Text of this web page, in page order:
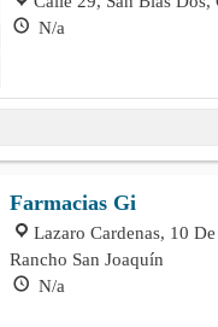
N/a
Farmacias Gi
Lazaro Cardenas, 10
Rancho San Joaquín
N/a